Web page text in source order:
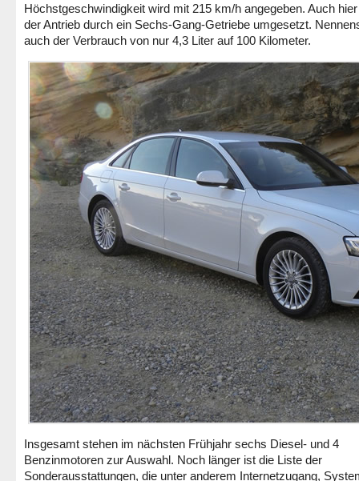
Höchstgeschwindigkeit wird mit 215 km/h angegeben. Auch
der Antrieb durch ein Sechs-Gang-Getriebe umgesetzt.
auch der Verbrauch von nur 4,3 Liter auf 100 Kilometer.
Insgesamt stehen im nächsten Frühjahr sechs Diesel- und 4
Benzinmotoren zur Auswahl. Noch länger ist die Liste der
Sonderausstattungen, die unter anderem Internetzugang,